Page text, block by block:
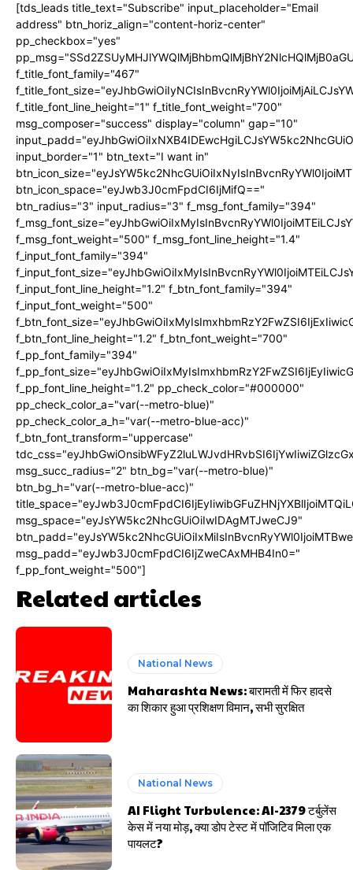
[tds_leads title_text="Subscribe" input_placeholder="Email
address" btn_horiz_align="content-horiz-center"
pp_checkbox="yes"
f_title_font_family="467"
f_title_font_line_height="1" f_title_font_weight="700"
msg_composer="success" display="column" gap="10"
input_border="1" btn_text="I want in"
btn_icon_space="eyJwb3J0cmFpdCI6IjMifQ=="
btn_radius="3" input_radius="3" f_msg_font_family="394"
f_msg_font_weight="500" f_msg_font_line_height="1.4"
f_input_font_family="394"
f_input_font_line_height="1.2" f_btn_font_family="394"
f_input_font_weight="500"
f_btn_font_line_height="1.2" f_btn_font_weight="700"
f_pp_font_family="394"
f_pp_font_line_height="1.2" pp_check_color="#000000"
pp_check_color_a="var(--metro-blue)"
pp_check_color_a_h="var(--metro-blue-acc)"
f_btn_font_transform="uppercase"
msg_succ_radius="2" btn_bg="var(--metro-blue)"
btn_bg_h="var(--metro-blue-acc)"
msg_space="eyJsYW5kc2NhcGUiOiIwIDAgMTJweCJ9"
msg_padd="eyJwb3J0cmFpdCI6IjZweCAxMHB4In0="
f_pp_font_weight="500"]
Related articles
National News
Maharashta News: बारामती में फिर हादसे
का शिकार हुआ प्रशिक्षण विमान, सभी सुरक्षित
National News
AI Flight Turbulence: AI-2379 टर्बुलेंस
केस में नया मोड़, क्या डोप टेस्ट में पॉजिटिव मिला एक
पायलट?